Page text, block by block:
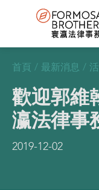
首頁 / 最新消息 /
歡迎郭維
瀛法律事
2019-12-02